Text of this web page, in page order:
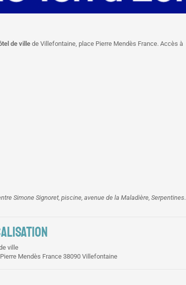
de ville de Villefontaine, place Pierre Mendès France. Accès à
Simone Signoret, piscine, avenue de la Maladière, Serpentines.
ville
Mendès France 38090 Villefontaine